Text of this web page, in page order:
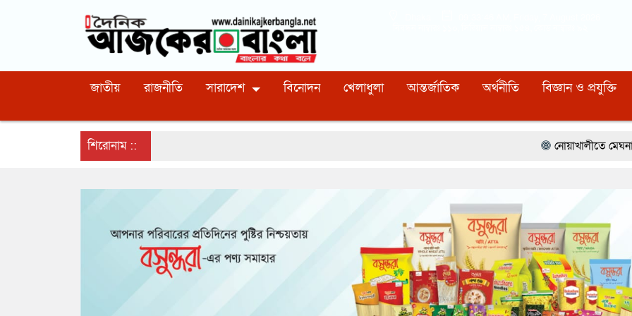
জাতীয় রাজনীতি সারাদেশ বিনোদন খেলাধুলা আন্তর্জাতিক অর্থনীতি বিজ্ঞান ও প্রযুক্তি
শিরোনাম :: নোয়াখালীতে মেঘনার ভাঙনরোধে জিও